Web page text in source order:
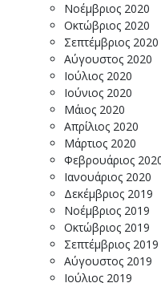
Νοέμβριος 2020
Οκτώβριος 2020
Σεπτέμβριος 2020
Αύγουστος 2020
Ιούλιος 2020
Ιούνιος 2020
Μάιος 2020
Απρίλιος 2020
Μάρτιος 2020
Φεβρουάριος
Ιανουάριος 2020
Δεκέμβριος 2019
Νοέμβριος 2019
Οκτώβριος 2019
Σεπτέμβριος 2019
Αύγουστος 2019
Ιούλιος 2019